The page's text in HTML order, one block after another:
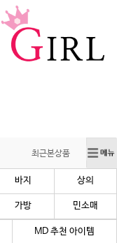
최근본상품
바지 상의
가방 민소매
MD 추천 아이템